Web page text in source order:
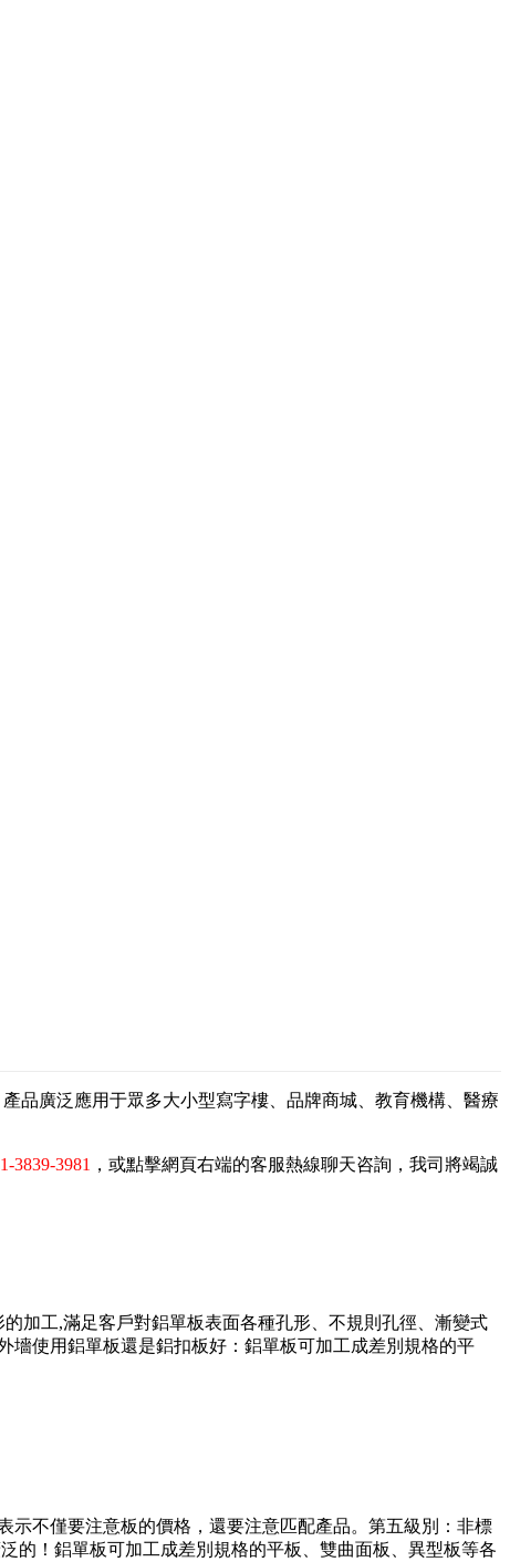
品廣泛應用于眾多大小型寫字樓、品牌商城、教育機構、醫療
3839-3981 ，或點擊網頁右端的客服熱線聊天咨詢，我司將竭誠
加工,滿足客戶對鋁單板表面各種孔形、不規則孔徑、漸變式
墻使用鋁單板還是鋁扣板好：鋁單板可加工成差別規格的平
不僅要注意板的價格，還要注意匹配產品。第五級別：非標
的！鋁單板可加工成差別規格的平板、雙曲面板、異型板等各